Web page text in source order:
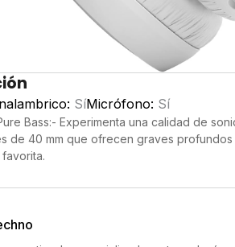
SíMicrófono: Sí
Bass:- Experimenta una calidad de
de 40 mm que ofrecen graves
de ruido:- Sumérgete en tu música
de cancelación activa de ruido, que
envolvente.
de duración de batería:- Disfruta de
continua, y una carga rápida